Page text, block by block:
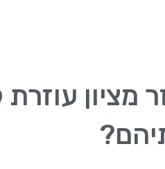
מציון עוזרת